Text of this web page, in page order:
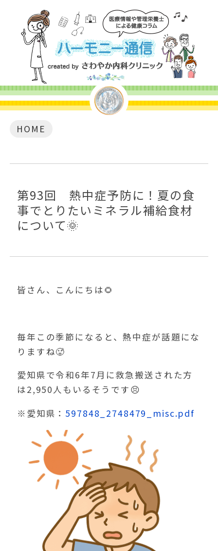
HOME
第93回 熱中症予防に！夏の食
事でとりたいミネラル補給食材
について🌞
皆さん、こんにちは🌻
毎年この季節になると、熱中症が話題にな
りますね🥵
愛知県で令和6年7月に救急搬送された方
は2,950人もいるそうです😣
※愛知県： 597848_2748479_misc.pdf